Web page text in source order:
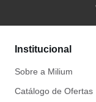
Institucional
Sobre a Milium
Catálogo de Ofertas